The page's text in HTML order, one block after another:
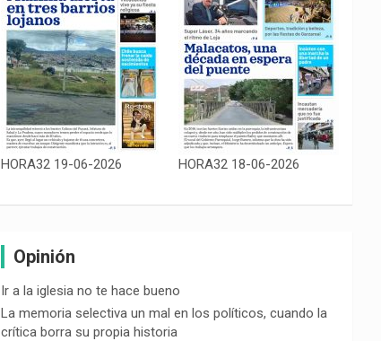
HORA32 19-06-2026 HORA32 18-06-2026
Opinión
Ir a la iglesia no te hace bueno
La memoria selectiva un mal en los políticos, cuando la
crítica borra su propia historia